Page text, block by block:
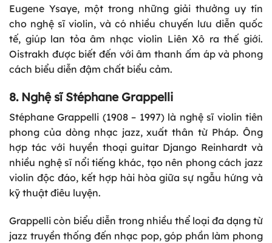
Eugene Ysaye, một trong những giải thưởng uy tín
cho nghệ sĩ violin, và có nhiều chuyến lưu diễn quốc
tế, giúp lan tỏa âm nhạc violin Liên Xô ra thế giới.
Oistrakh được biết đến với âm thanh ấm áp và phong
cách biểu diễn đậm chất biểu cảm.
8. Nghệ sĩ Stéphane Grappelli
Stéphane Grappelli (1908 – 1997) là nghệ sĩ violin tiên
phong của dòng nhạc jazz, xuất thân từ Pháp. Ông
hợp tác với huyền thoại guitar Django Reinhardt và
nhiều nghệ sĩ nổi tiếng khác, tạo nên phong cách jazz
violin độc đáo, kết hợp hài hòa giữa sự ngẫu hứng và
kỹ thuật điêu luyện.
Grappelli còn biểu diễn trong nhiều thể loại đa dạng từ
jazz truyền thống đến nhạc pop, góp phần làm phong